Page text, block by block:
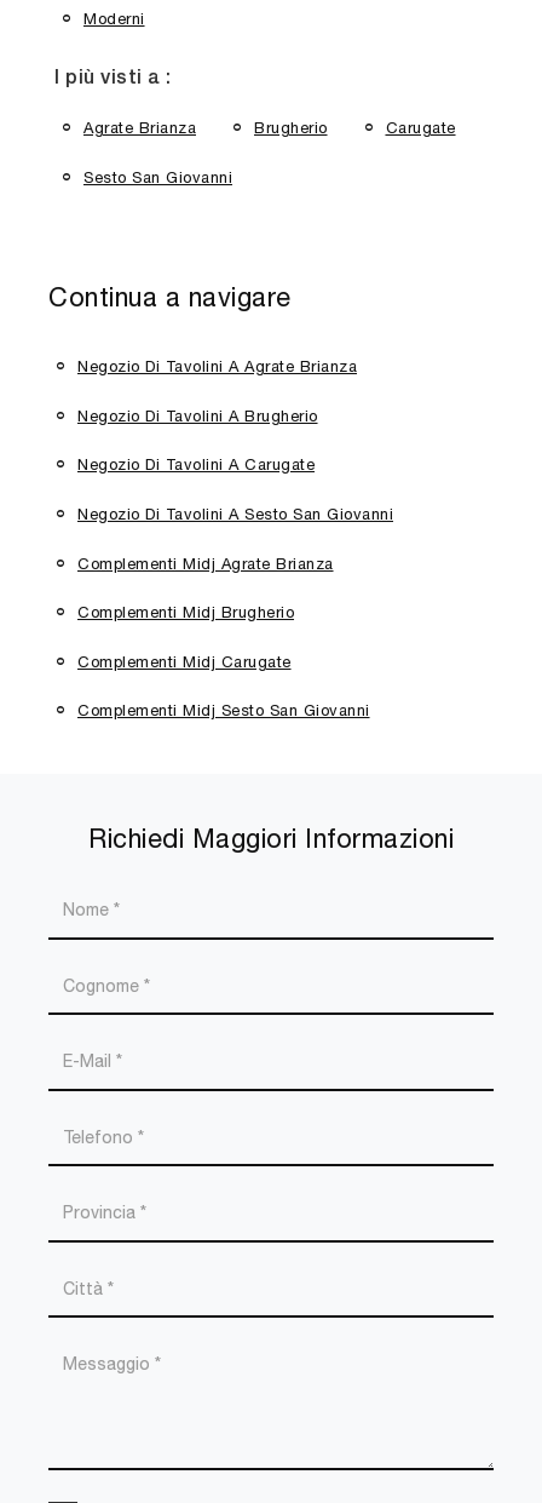
Moderni
I più visti a :
Agrate Brianza Brugherio Carugate
Sesto San Giovanni
Continua a navigare
Negozio Di Tavolini A Agrate Brianza
Negozio Di Tavolini A Brugherio
Negozio Di Tavolini A Carugate
Negozio Di Tavolini A Sesto San Giovanni
Complementi Midj Agrate Brianza
Complementi Midj Brugherio
Complementi Midj Carugate
Complementi Midj Sesto San Giovanni
Richiedi Maggiori Informazioni